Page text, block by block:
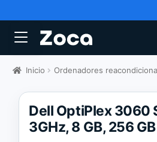
Inicio Ordenadores
Dell OptiPlex 3060
3GHz, 8 GB, 256